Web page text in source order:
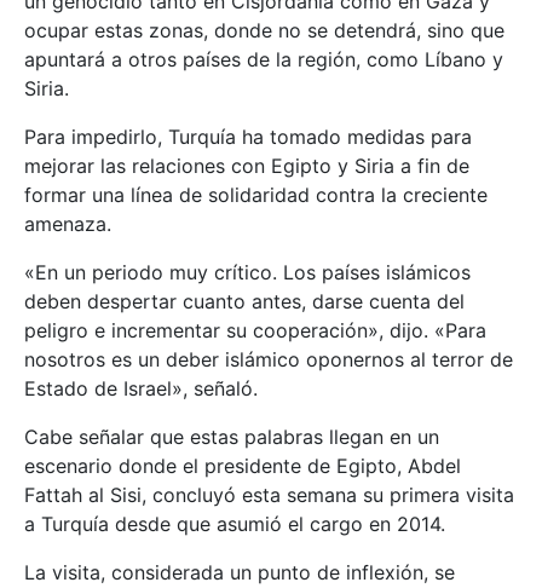
ocupar estas zonas, donde no se detendrá, sino que
apuntará a otros países de la región, como Líbano y
Siria.
Para impedirlo, Turquía ha tomado medidas para
mejorar las relaciones con Egipto y Siria a fin de
formar una línea de solidaridad contra la creciente
amenaza.
«En un periodo muy crítico. Los países islámicos
deben despertar cuanto antes, darse cuenta del
peligro e incrementar su cooperación», dijo. «Para
nosotros es un deber islámico oponernos al terror de
Estado de Israel», señaló.
Cabe señalar que estas palabras llegan en un
escenario donde el presidente de Egipto, Abdel
Fattah al Sisi, concluyó esta semana su primera visita
a Turquía desde que asumió el cargo en 2014.
La visita, considerada un punto de inflexión, se